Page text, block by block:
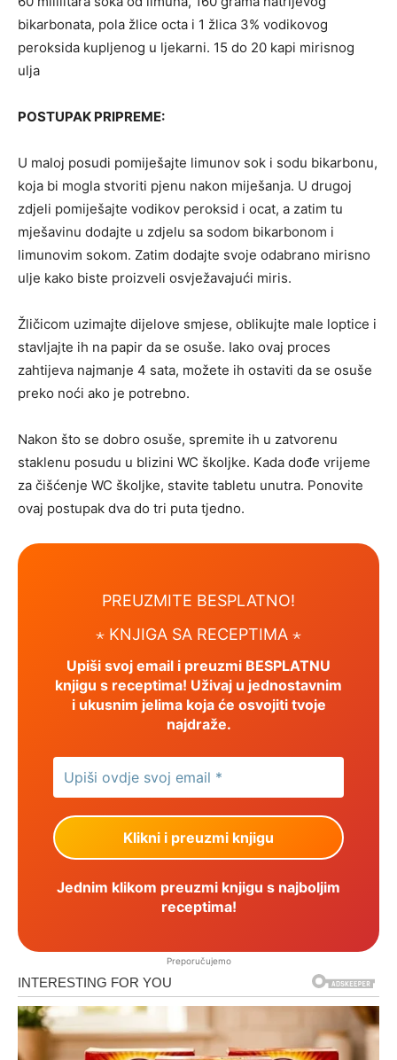
bikarbonata, pola žlice octa i 1 žlica 3% vodikovog
peroksida kupljenog u ljekarni. 15 do 20 kapi mirisnog
ulja
POSTUPAK PRIPREME:
U maloj posudi pomiješajte limunov sok i sodu bikarbonu,
koja bi mogla stvoriti pjenu nakon miješanja. U drugoj
zdjeli pomiješajte vodikov peroksid i ocat, a zatim tu
mješavinu dodajte u zdjelu sa sodom bikarbonom i
limunovim sokom. Zatim dodajte svoje odabrano mirisno
ulje kako biste proizveli osvježavajući miris.
Žličicom uzimajte dijelove smjese, oblikujte male loptice i
stavljajte ih na papir da se osuše. Iako ovaj proces
zahtijeva najmanje 4 sata, možete ih ostaviti da se osuše
preko noći ako je potrebno.
Nakon što se dobro osuše, spremite ih u zatvorenu
staklenu posudu u blizini WC školjke. Kada dođe vrijeme
za čišćenje WC školjke, stavite tabletu unutra. Ponovite
ovaj postupak dva do tri puta tjedno.
PREUZMITE BESPLATNO!
⋆ KNJIGA SA RECEPTIMA ⋆
Upiši svoj email i preuzmi BESPLATNU
knjigu s receptima! Uživaj u jednostavnim
i ukusnim jelima koja će osvojiti tvoje
najdraže.
Jednim klikom preuzmi knjigu s najboljim
receptima!
Preporučujemo